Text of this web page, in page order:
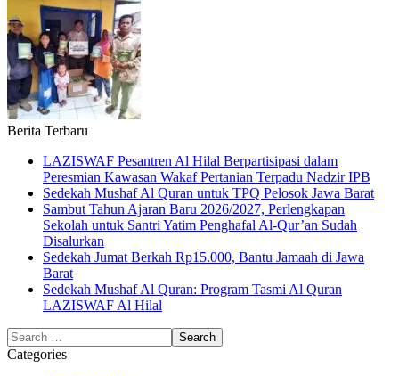
Berita Terbaru
LAZISWAF Pesantren Al Hilal Berpartisipasi dalam
Peresmian Kawasan Wakaf Pertanian Terpadu Nadzir IPB
Sedekah Mushaf Al Quran untuk TPQ Pelosok Jawa Barat
Sambut Tahun Ajaran Baru 2026/2027, Perlengkapan
Sekolah untuk Santri Yatim Penghafal Al-Qur’an Sudah
Disalurkan
Sedekah Jumat Berkah Rp15.000, Bantu Jamaah di Jawa
Barat
Sedekah Mushaf Al Quran: Program Tasmi Al Quran
LAZISWAF Al Hilal
Categories